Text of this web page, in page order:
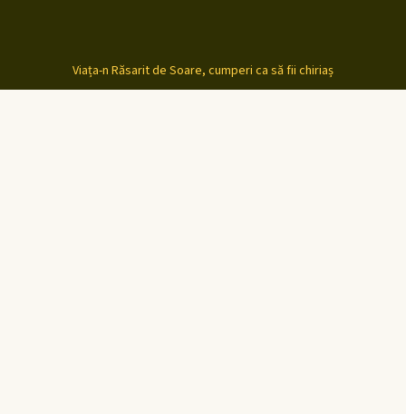
Viața-n Răsarit de Soare, cumperi ca să fii chiriaș